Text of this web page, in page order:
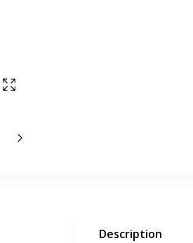
Afficher en plein écran
Slide suivant
Description